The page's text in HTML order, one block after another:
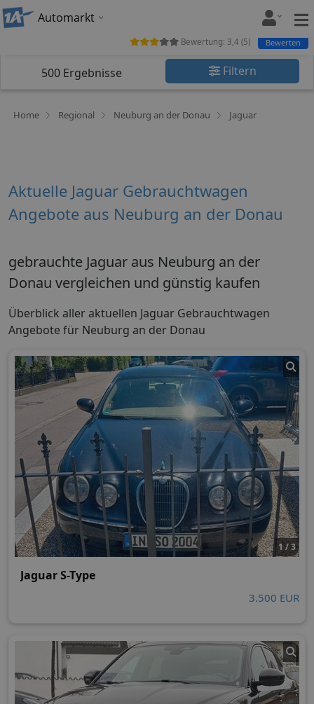
Automarkt
500 Ergebnisse Filtern
Home Regional Neuburg an der Donau Jaguar
Bewertung: 3,4 (5) Bewerten
Aktuelle Jaguar Gebrauchtwagen
Angebote aus Neuburg an der Donau
gebrauchte Jaguar aus Neuburg an der
Donau vergleichen und günstig kaufen
Überblick aller aktuellen Jaguar Gebrauchtwagen
Angebote für Neuburg an der Donau
1 / 3
Jaguar S-Type
3.500 EUR